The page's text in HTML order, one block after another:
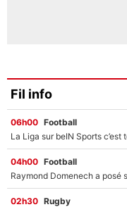
Fil info
06h00 Football
04h00 Football
02h30 Rugby